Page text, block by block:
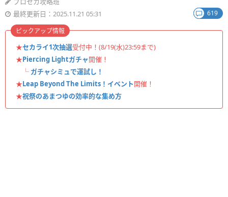
最終更新日：2025.11.21 05:31
619
★セカライ1次抽選受付中！(8/19(水)23:59まで)
★Piercing Lightガチャ開催！
└ ガチャシミュで運試し！
★Leap Beyond The Limits！イベント開催！
★祝祭のあまつゆの効率的な集め方
ピックアップ情報